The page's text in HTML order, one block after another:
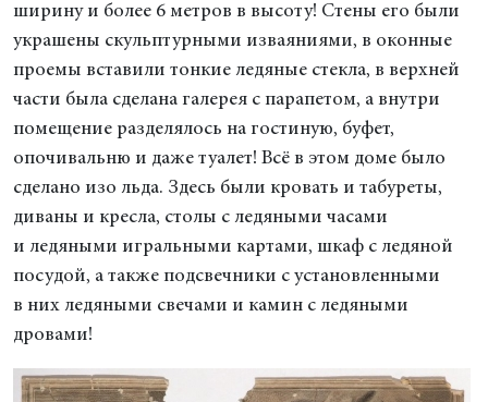
ширину и более 6 метров в высоту! Стены его были
украшены скульптурными изваяниями, в оконные
проемы вставили тонкие ледяные стекла, в верхней
части была сделана галерея с парапетом, а внутри
помещение разделялось на гостиную, буфет,
опочивальню и даже туалет! Всё в этом доме было
сделано изо льда. Здесь были кровать и табуреты,
диваны и кресла, столы с ледяными часами
и ледяными игральными картами, шкаф с ледяной
посудой, а также подсвечники с установленными
в них ледяными свечами и камин с ледяными
дровами!